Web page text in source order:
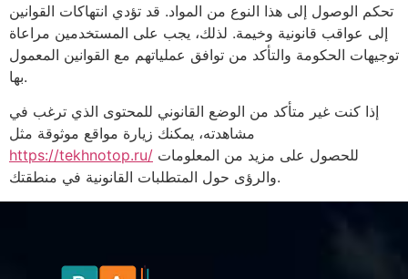
تحكم الوصول إلى هذا النوع من المواد. قد تؤدي انتهاكات القوانين
إلى عواقب قانونية وخيمة. لذلك، يجب على المستخدمين مراعاة
توجيهات الحكومة والتأكد من توافق عملياتهم مع القوانين المعمول
بها.
إذا كنت غير متأكد من الوضع القانوني للمحتوى الذي ترغب في
مشاهدته، يمكنك زيارة مواقع موثوقة مثل
https://tekhnotop.ru/
والرؤى حول المتطلبات القانونية في منطقتك.